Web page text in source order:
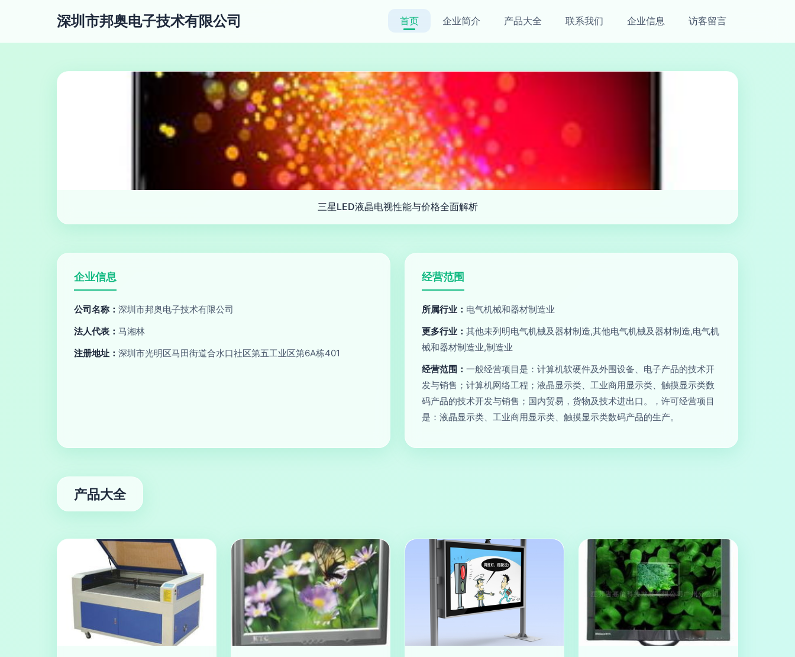
深圳市邦奥电子技术有限公司 首页 企业简介 产品大全 联系我们 企业信息 访客留言
三星LED液晶电视性能与价格全面解析
企业信息
公司名称： 深圳市邦奥电子技术有限公司
法人代表： 马湘林
注册地址： 深圳市光明区马田街道合水口社区第五工业区第6A栋401
经营范围
所属行业： 电气机械和器材制造业
更多行业： 其他未列明电气机械及器材制造,其他电气机械及器材制造,电气机
械和器材制造业,制造业
经营范围： 一般经营项目是：计算机软硬件及外围设备、电子产品的技术开
发与销售；计算机网络工程；液晶显示类、工业商用显示类、触摸显示类数
码产品的技术开发与销售；国内贸易，货物及技术进出口。，许可经营项目
是：液晶显示类、工业商用显示类、触摸显示类数码产品的生产。
产品大全